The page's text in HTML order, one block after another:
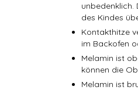
unbedenklich.
des Kindes
Kontakthitze
im Backofen
Melamin ist
können die
Melamin ist